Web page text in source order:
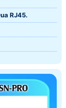
RJ45.